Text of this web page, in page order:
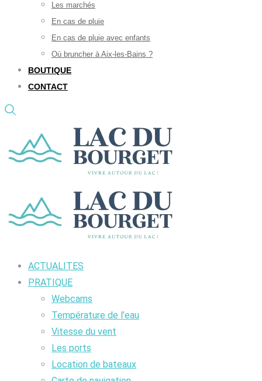
Les marchés
En cas de pluie
En cas de pluie avec enfants
Où bruncher à Aix-les-Bains ?
BOUTIQUE
CONTACT
ACTUALITES
PRATIQUE
Webcams
Température de l’eau
Vitesse du vent
Les ports
Location de bateaux